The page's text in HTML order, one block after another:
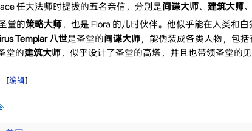
任大法师时提拔的五名亲信，分别是间谍大师、 建筑大师、
堂的策略大师，也是 Flora 的儿时伙伴。他似乎能在人类和
Templar 八世是圣堂的间谍大师，能伪装成各类人物，包括
堂的建筑大师，似乎设计了圣堂的高塔，并且也带领圣堂的
[编辑]